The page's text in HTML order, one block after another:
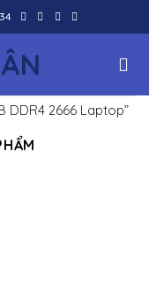
DDR4 2666 Laptop”